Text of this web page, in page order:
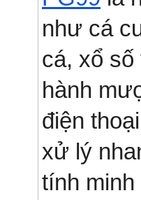
như cá
cá, xổ
hành
điện
xử lý
tính